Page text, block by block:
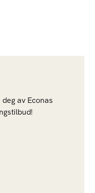
av Econas